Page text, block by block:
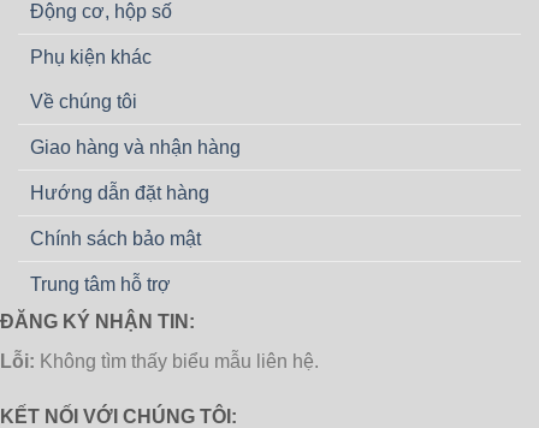
Động cơ, hộp số
Phụ kiện khác
Về chúng tôi
Giao hàng và nhận hàng
Hướng dẫn đặt hàng
Chính sách bảo mật
Trung tâm hỗ trợ
ĐĂNG KÝ NHẬN TIN:
Lỗi: Không tìm thấy biểu mẫu liên hệ.
KẾT NỐI VỚI CHÚNG TÔI: